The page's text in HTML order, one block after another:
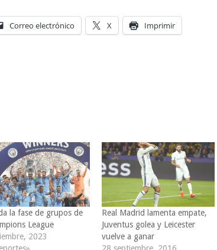
Correo electrónico X Imprimir
la fase de grupos de
League
2023
Real Madrid lamenta empate,
Juventus golea y Leicester
vuelve a ganar
28 septiembre, 2016